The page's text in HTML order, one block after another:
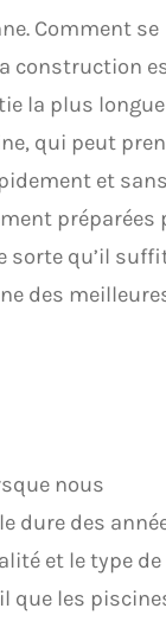
Comment se
construction
la plus
qui peut
et sans
préparées
sorte qu’il
des
nous
dure des
et le type de
que les